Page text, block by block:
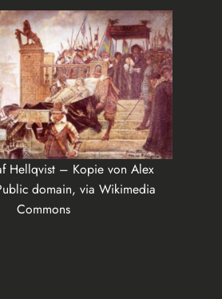
Hellqvist – Kopie von Alex
domain, via Wikimedia
Commons